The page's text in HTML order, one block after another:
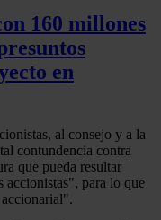
160 millones
en
al consejo y a la
contundencia contra
que pueda resultar
accionistas", para lo que
accionarial".